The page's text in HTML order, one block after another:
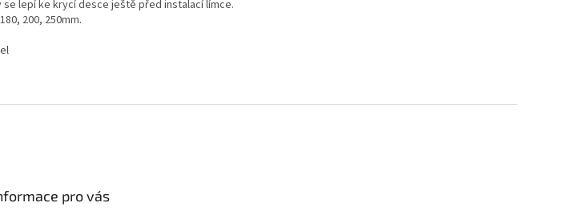
lepí ke krycí desce ještě před instalací límce.
200, 250mm.
pro vás